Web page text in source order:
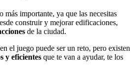
más importante, ya que las necesitas
construir y mejorar edificaciones,
de la ciudad.
el juego puede ser un reto, pero existen
y eficientes que te van a ayudar, te los